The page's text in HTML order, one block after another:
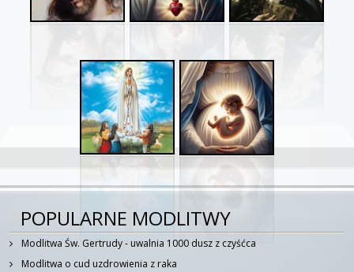
POPULARNE MODLITWY
Modlitwa Św. Gertrudy - uwalnia 1000 dusz z czyśćca
Modlitwa o cud uzdrowienia z raka